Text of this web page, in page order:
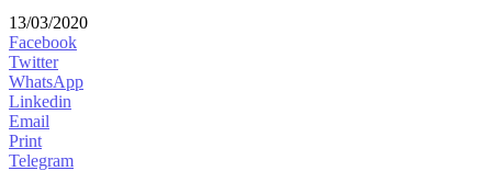
13/03/2020
Facebook
Twitter
WhatsApp
Linkedin
Email
Print
Telegram